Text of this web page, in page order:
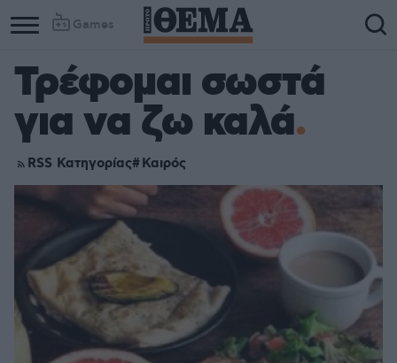
Games
Τρέφομαι σωστά
για να ζω καλά
RSS Κατηγορίας Καιρός